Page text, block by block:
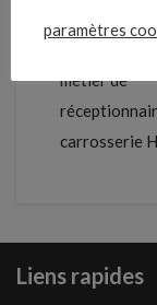
Précédent
métier de
carrosserie
Liens rapides
paramètres